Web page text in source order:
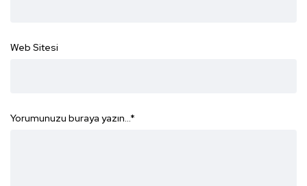
Web Sitesi
Yorumunuzu buraya yazın... *